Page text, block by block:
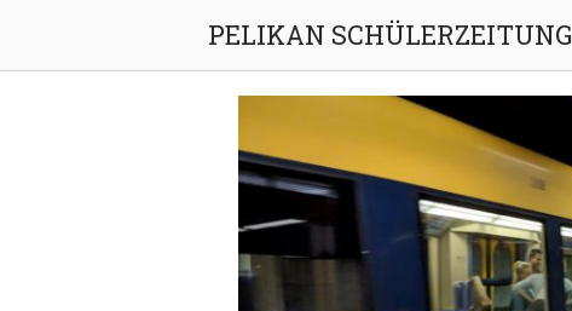
content
PELIKAN SCHÜLERZEITUNG